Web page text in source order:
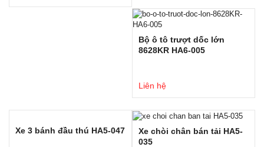
Bộ ô tô trượt dốc lớn
8628KR HA6-005
Liên hệ
Xe 3 bánh đầu thú HA5-047
Xe chòi chân bán tải HA5-
035